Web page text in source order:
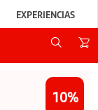
EXPERIENCIAS
10